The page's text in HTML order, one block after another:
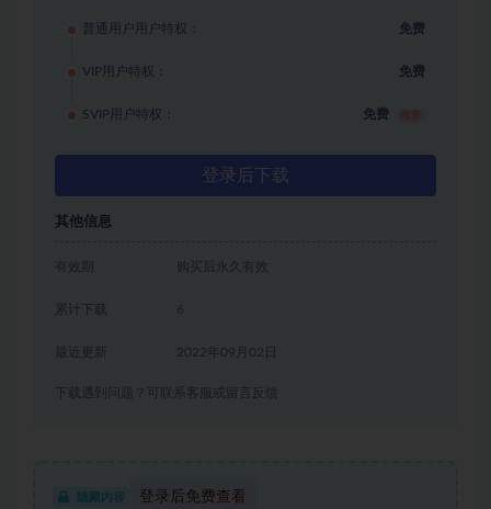
普通用户用户特权： 免费
VIP用户特权： 免费
SVIP用户特权： 免费
登录后下载
其他信息
有效期 购买后永久有效
累计下载 6
2022年09月02日
下载遇到问题？可联系客服或留言反馈
隐藏内容 登录后免费查看